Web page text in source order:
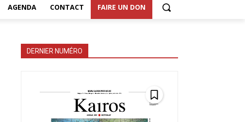
AGENDA CONTACT FAIRE UN DON
DERNIER NUMÉRO